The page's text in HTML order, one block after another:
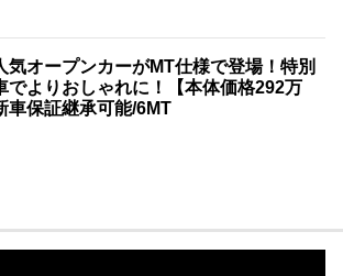
気オープンカーがMT仕様で登場！特別
でよりおしゃれに！【本体価格292万
車保証継承可能/6MT